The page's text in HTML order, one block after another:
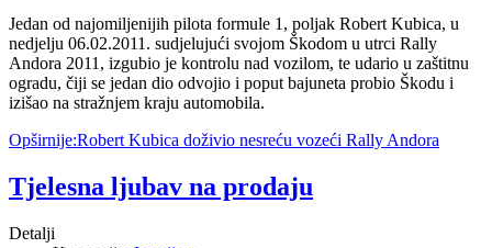
Jedan od najomiljenijih pilota formule 1, poljak Robert Kubica, u
nedjelju 06.02.2011. sudjelujući svojom Škodom u utrci Rally
Andora 2011, izgubio je kontrolu nad vozilom, te udario u zaštitnu
ogradu, čiji se jedan dio odvojio i poput bajuneta probio Škodu i
izišao na stražnjem kraju automobila.
Opširnije:Robert Kubica doživio nesreću vozeći Rally Andora
Tjelesna ljubav na prodaju
Detalji